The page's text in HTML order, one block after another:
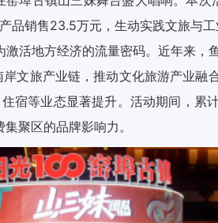
销售23.5万元，生动实践文旅与工
活地方经济的流量密码。近年来，
文旅产业链，推动文化旅游产业融
宿等业态显著提升。活动期间，累
聚区的品牌影响力。